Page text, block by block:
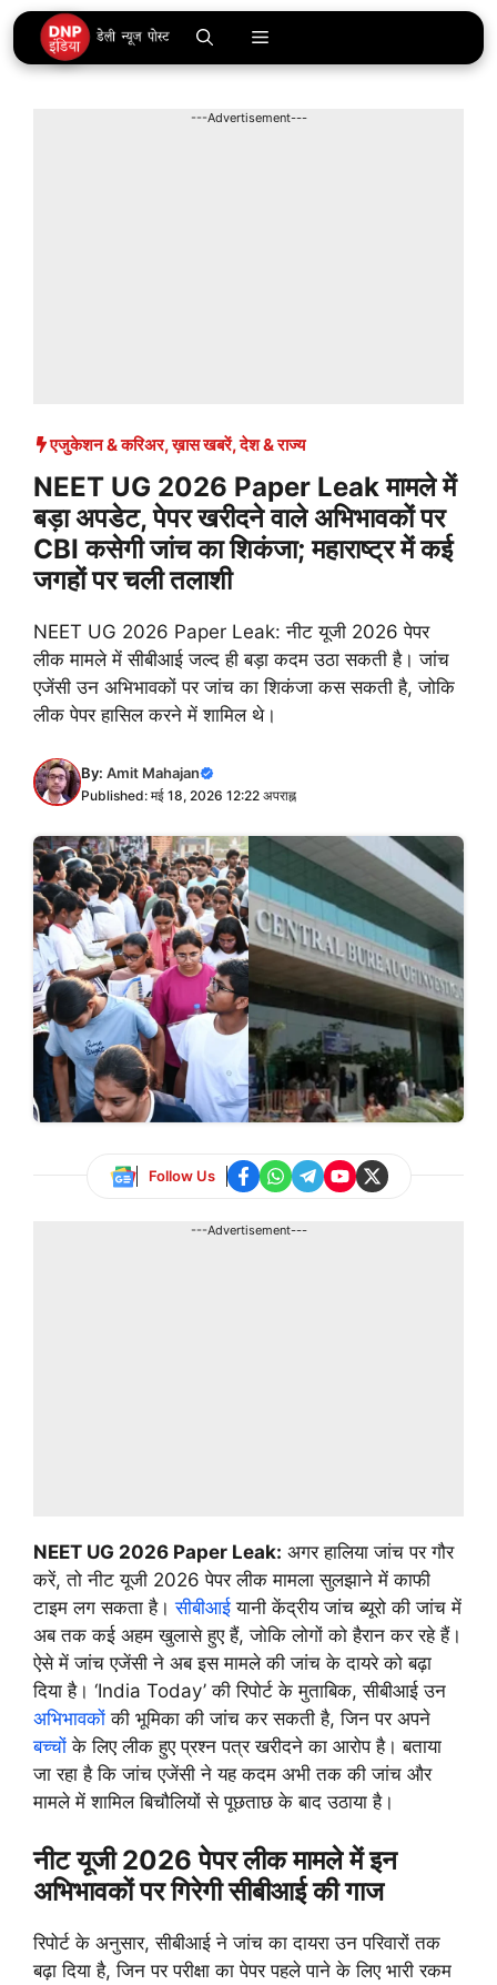
Skip
to
content
Menu
---Advertisement---
एजुकेशन & करिअर,ख़ास खबरें,देश & राज्य
NEET UG 2026 Paper Leak मामले में
बड़ा अपडेट, पेपर खरीदने वाले अभिभावकों पर
CBI कसेगी जांच का शिकंजा; महाराष्ट्र में कई
जगहों पर चली तलाशी
NEET UG 2026 Paper Leak: नीट यूजी 2026 पेपर
लीक मामले में सीबीआई जल्द ही बड़ा कदम उठा सकती है। जांच
एजेंसी उन अभिभावकों पर जांच का शिकंजा कस सकती है, जोकि
लीक पेपर हासिल करने में शामिल थे।
By: Amit Mahajan
Published: मई 18, 2026 12:22 अपराह्न
Follow Us
---Advertisement---
NEET UG 2026 Paper Leak: अगर हालिया जांच पर गौर
करें, तो नीट यूजी 2026 पेपर लीक मामला सुलझाने में काफी
टाइम लग सकता है।सीबीआई यानी केंद्रीय जांच ब्यूरो की जांच में
अब तक कई अहम खुलासे हुए हैं, जोकि लोगों को हैरान कर रहे हैं।
ऐसे में जांच एजेंसी ने अब इस मामले की जांच के दायरे को बढ़ा
दिया है। ‘India Today’ की रिपोर्ट के मुताबिक, सीबीआई उन
अभिभावकों की भूमिका की जांच कर सकती है, जिन पर अपने
बच्चों के लिए लीक हुए प्रश्न पत्र खरीदने का आरोप है। बताया
जा रहा है कि जांच एजेंसी ने यह कदम अभी तक की जांच और
मामले में शामिल बिचौलियों से पूछताछ के बाद उठाया है।
नीट यूजी 2026 पेपर लीक मामले में इन
अभिभावकों पर गिरेगी सीबीआई की गाज
रिपोर्ट के अनुसार, सीबीआई ने जांच का दायरा उन परिवारों तक
बढ़ा दिया है, जिन पर परीक्षा का पेपर पहले पाने के लिए भारी रकम